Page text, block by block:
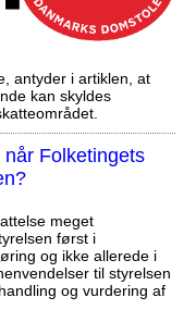
antyder i artiklen, at
kan skyldes
Folketingets
meget
først i
og ikke allerede i
til styrelsen
og vurdering af